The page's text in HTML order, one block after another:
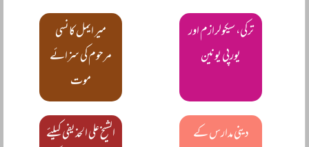
ترکی، سیکولرازم اور
یورپی یونین
میر ایمل کانسی
مرحوم کی سزائے
موت
دینی مدارس کے
الشیخ علی الحذیفی کیلئے